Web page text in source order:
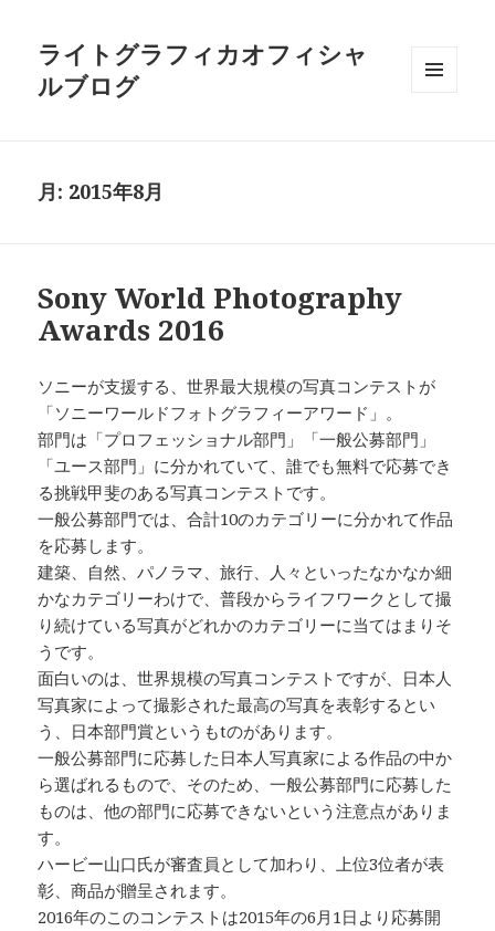
ライトグラフィカオフィシャ
ルブログ
月: 2015年8月
Sony World Photography
Awards 2016
ソニーが支援する、世界最大規模の写真コンテストが
「ソニーワールドフォトグラフィーアワード」。
部門は「プロフェッショナル部門」「一般公募部門」
「ユース部門」に分かれていて、誰でも無料で応募でき
る挑戦甲斐のある写真コンテストです。
一般公募部門では、合計10のカテゴリーに分かれて作品
を応募します。
建築、自然、パノラマ、旅行、人々といったなかなか細
かなカテゴリーわけで、普段からライフワークとして撮
り続けている写真がどれかのカテゴリーに当てはまりそ
うです。
面白いのは、世界規模の写真コンテストですが、日本人
写真家によって撮影された最高の写真を表彰するとい
う、日本部門賞というもtのがあります。
一般公募部門に応募した日本人写真家による作品の中か
ら選ばれるもので、そのため、一般公募部門に応募した
ものは、他の部門に応募できないという注意点がありま
す。
ハービー山口氏が審査員として加わり、上位3位者が表
彰、商品が贈呈されます。
2016年のこのコンテストは2015年の6月1日より応募開